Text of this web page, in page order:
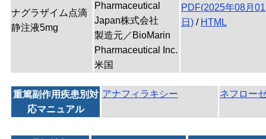
ナグラザイム点滴
静注液5mg
Pharmaceutical
Japan株式会社
製造元／BioMarin
Pharmaceutical Inc.
米国
PDF(2025年08月01
日) / HTML
重篤副作用疾患別対
応マニュアル
アナフィラキシー ネフロー